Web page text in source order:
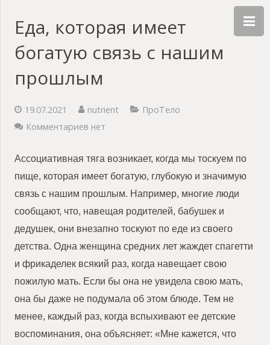
Еда, которая имеет
богатую связь с нашим
прошлым
19.07.2021 nutrient
ПроТело
Комментариев нет
Ассоциативная тяга возникает, когда мы тоскуем по
пище, которая имеет богатую, глубокую и значимую
связь с нашим прошлым. Например, многие люди
сообщают, что, навещая родителей, бабушек и
дедушек, они внезапно тоскуют по еде из своего
детства. Одна женщина средних лет жаждет спагетти
и фрикаделек всякий раз, когда навещает свою
пожилую мать. Если бы она не увидела свою мать,
она бы даже не подумала об этом блюде. Тем не
менее, каждый раз, когда вспыхивают ее детские
воспоминания, она объясняет: «Мне кажется, что